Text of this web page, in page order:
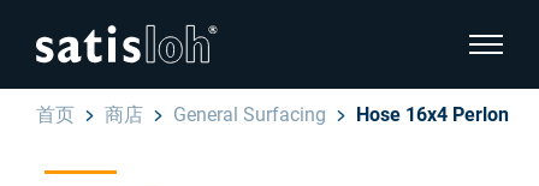
显示页
首页 商店 General Surfacing Hose 16x4 Perlon